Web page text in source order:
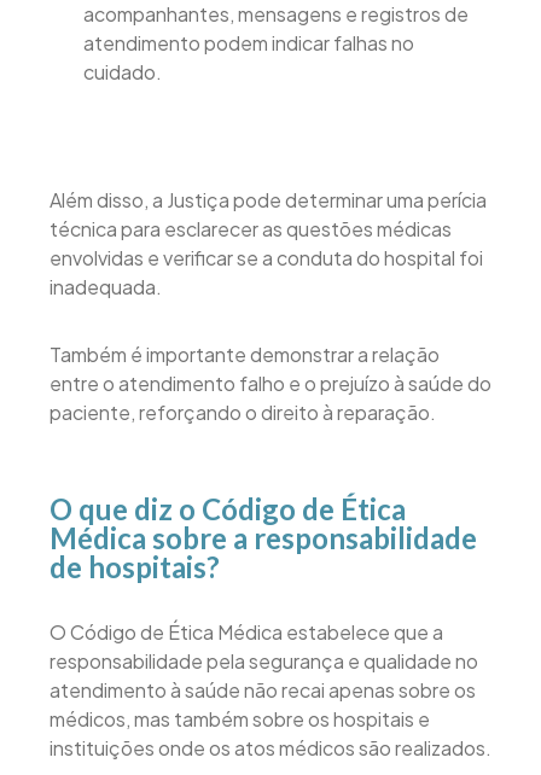
acompanhantes, mensagens e registros de
atendimento podem indicar falhas no
cuidado.
Além disso, a Justiça pode determinar uma perícia
técnica para esclarecer as questões médicas
envolvidas e verificar se a conduta do hospital foi
inadequada.
Também é importante demonstrar a relação
entre o atendimento falho e o prejuízo à saúde do
paciente, reforçando o direito à reparação.
O que diz o Código de Ética
Médica sobre a responsabilidade
de hospitais?
O Código de Ética Médica estabelece que a
responsabilidade pela segurança e qualidade no
atendimento à saúde não recai apenas sobre os
médicos, mas também sobre os hospitais e
instituições onde os atos médicos são realizados.